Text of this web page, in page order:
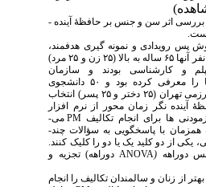
اثر سن و جنس بر حافظۀ آینده
­رویدادی و نمونه ­گیری هدفمند،
۱۰۰ شرکت­ کننده که ۵۰ نفر آنها ۶۵ ساله به بالا (۲۵ زن و ۲۵ مرد)
و کارشناسی بودند و سازمان
بازنشستگان تهران آنها را معرفی کرده بود و ۵۰ دانشجوی
کارشناسی دانشگاه خوارزمی تهران (۲۵ دختر و ۲۵ پسر) انتخاب
آینده ­نگر زمان­ محور از نرم ­افزار
ها برای انجام تکالیف PMمی­
با پاسخ­گویی به سؤالات چند­
از دو کلید یک یا دو را کلیک کنند.
دوراهه(
ANOVAدوراهه) تجزیه و
از زنان و سالمندان تکالیف را انجام